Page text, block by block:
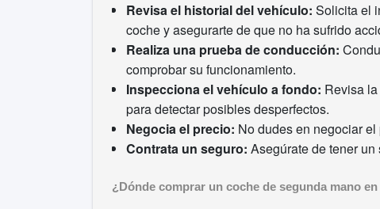
Revisa el historial del vehículo: Solicita el
coche y asegurarte de que no ha sufrido
Realiza una prueba de conducción:
comprobar su funcionamiento.
Inspecciona el vehículo a fondo: Revisa
para detectar posibles desperfectos.
Negocia el precio: No dudes en negociar
Contrata un seguro: Asegúrate de tener
¿Dónde comprar un coche de segunda mano